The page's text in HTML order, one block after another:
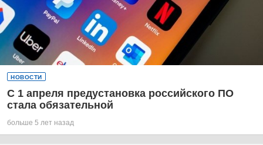
НОВОСТИ
С 1 апреля предустановка российского ПО
стала обязательной
больше 5 лет назад